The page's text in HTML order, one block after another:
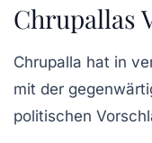
Chrupallas
Chrupalla hat in
mit der
politischen